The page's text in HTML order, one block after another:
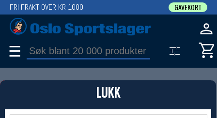
LUKK
FRI FRAKT OVER KR 1000 GAVEKORT
☰
PRODUKT
Produkter (1)
Bruk filter til å spisse søket